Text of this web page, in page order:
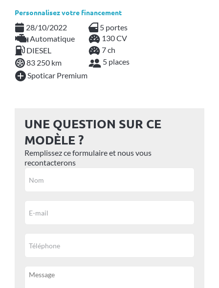
Personnalisez votre financement
28/10/2022
5 portes
Automatique
130 CV
DIESEL
7 ch
83 250 km
5 places
Spoticar Premium
UNE QUESTION SUR CE
MODÈLE ?
Remplissez ce formulaire et nous vous
recontacterons